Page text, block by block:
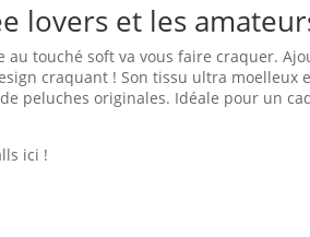
lovers et les
touché soft va vous faire craquer.
craquant ! Son tissu ultra
peluches originales. Idéale pour un
ici !